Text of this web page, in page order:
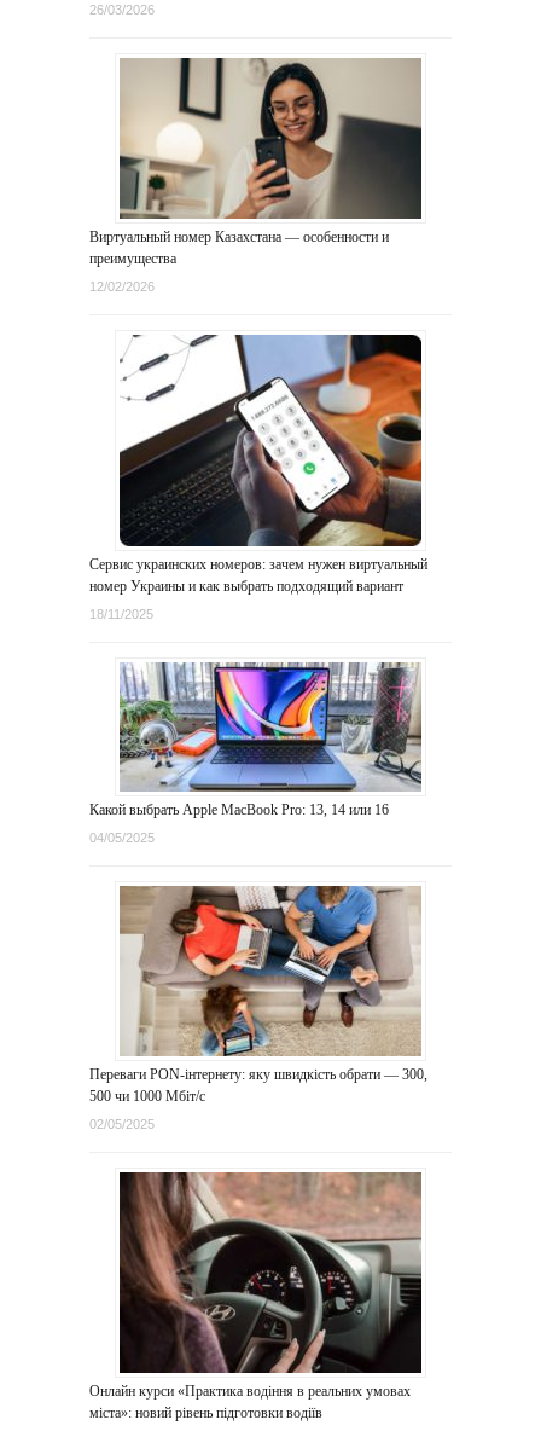
26/03/2026
Виртуальный номер Казахстана — особенности и
преимущества
12/02/2026
Сервис украинских номеров: зачем нужен виртуальный
номер Украины и как выбрать подходящий вариант
18/11/2025
Какой выбрать Apple MacBook Pro: 13, 14 или 16
04/05/2025
Переваги PON-інтернету: яку швидкість обрати — 300,
500 чи 1000 Мбіт/с
02/05/2025
Онлайн курси «Практика водіння в реальних умовах
міста»: новий рівень підготовки водіїв